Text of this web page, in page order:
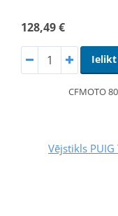
128,49 €
Ielikt
CFMOTO
Vējstikls